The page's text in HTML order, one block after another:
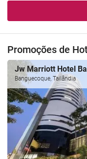
Promoções de
Jw Marriott Hotel
Banguecoque, Tailândia